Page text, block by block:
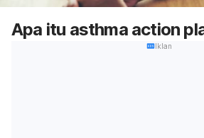
Apa itu asthma action
Iklan